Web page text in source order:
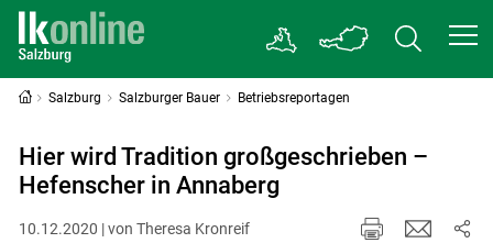
Salzburg Salzburger Bauer Betriebsreportagen
Hier wird Tradition großgeschrieben –
Hefenscher in Annaberg
10.12.2020 | von Theresa Kronreif